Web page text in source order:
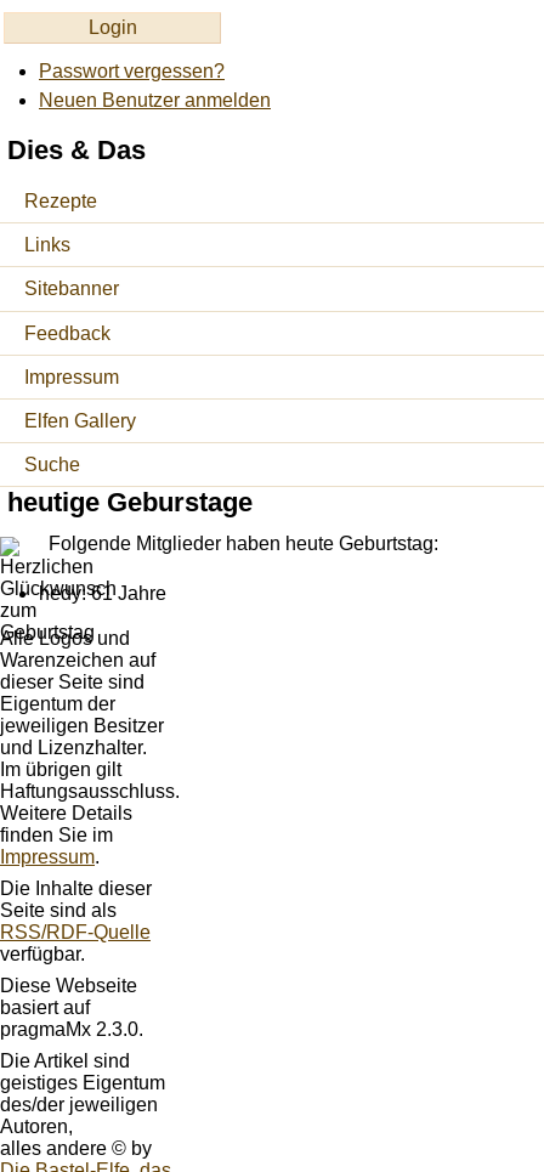
Passwort vergessen?
Neuen Benutzer anmelden
Dies & Das
Rezepte
Links
Sitebanner
Feedback
Impressum
Elfen Gallery
Suche
heutige Geburstage
Folgende Mitglieder haben heute Geburtstag:
hedy: 61 Jahre
Alle Logos und
Warenzeichen auf
dieser Seite sind
Eigentum der
jeweiligen Besitzer
und Lizenzhalter.
Im übrigen gilt
Haftungsausschluss.
Weitere Details
finden Sie im
Impressum.
Die Inhalte dieser
Seite sind als
RSS/RDF-Quelle
verfügbar.
Diese Webseite
basiert auf
pragmaMx 2.3.0.
Die Artikel sind
geistiges Eigentum
des/der jeweiligen
Autoren,
alles andere © by